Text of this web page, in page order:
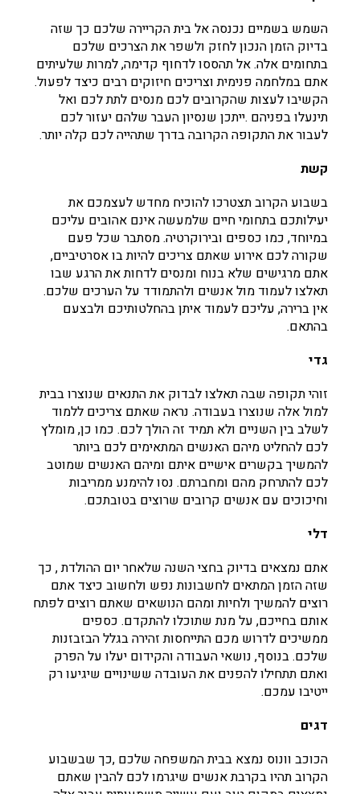
השמש בשמיים נכנסה אל בית הקריירה שלכם כך שזה
בדיוק הזמן הנכון לחזק ולשפר את הצרכים שלכם
בתחומים אלה. אל תהססו לדחוף קדימה, למרות שלעיתים
אתם במלחמה פנימית וצריכים חיזוקים רבים כיצד לפעול.
הקשיבו לעצות שהקרובים לכם מנסים לתת לכם ואל
תינעלו בפניהם .ייתכן שנסיון העבר שלהם יעזור לכם
לעבור את התקופה הקרובה בדרך שתהייה לכם קלה יותר.
קשת
בשבוע הקרוב תצטרכו להוכיח מחדש לעצמכם את
יעילותכם בתחומי חיים שלמעשה אינם אהובים עליכם
במיוחד, כמו כספים ובירוקרטיה. מסתבר שכל פעם
שקורה לכם אירוע שאתם צריכים להיות בו אסרטיביים,
אתם מרגישים שלא בנוח ומנסים לדחות את הרגע שבו
תאלצו לעמוד מול אנשים ולהתמודד על הערכים שלכם.
אין ברירה, עליכם לעמוד איתן בהחלטותיכם ולבצעם
בהתאם.
גדי
זוהי תקופה שבה תאלצו לבדוק את התנאים שנוצרו בבית
למול אלה שנוצרו בעבודה. נראה שאתם צריכים ללמוד
לשלב בין השניים ולא תמיד זה הולך לכם. כמו כן, מומלץ
לכם להחליט מיהם האנשים המתאימים לכם ביותר
להמשיך בקשרים אישיים איתם ומיהם האנשים שמוטב
לכם להתרחק מהם ומחברתם. נסו להימנע ממריבות
וחיכוכים עם אנשים קרובים שרוצים בטובתכם.
דלי
אתם נמצאים בדיוק בחצי השנה שלאחר יום ההולדת , כך
שזה הזמן המתאים לחשבונות נפש ולחשוב כיצד אתם
רוצים להמשיך ולחיות ומהם הנושאים שאתם רוצים לפתח
אותם בחייכם, על מנת שתוכלו להתקדם. כספים
ממשיכים לדרוש מכם התייחסות זהירה בגלל הבזבזנות
שלכם. בנוסף, נושאי העבודה והקידום יעלו על הפרק
ואתם תתחילו להפנים את העובדה ששינויים שיגיעו רק
ייטיבו עמכם.
דגים
הכוכב וונוס נמצא בבית המשפחה שלכם ,כך שבשבוע
הקרוב תהיו בקרבת אנשים שיגרמו לכם להבין שאתם